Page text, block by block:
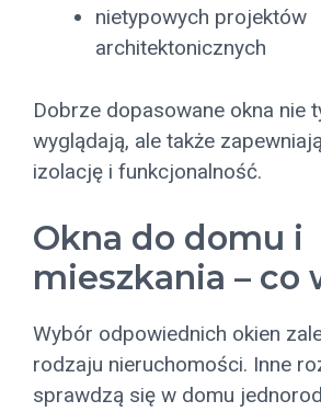
nietypowych projektów
architektonicznych
Dobrze dopasowane okna nie
wyglądają, ale także
izolację i funkcjonalność.
Okna do domu i
mieszkania – co
Wybór odpowiednich okien
rodzaju nieruchomości. Inne
sprawdzą się w domu